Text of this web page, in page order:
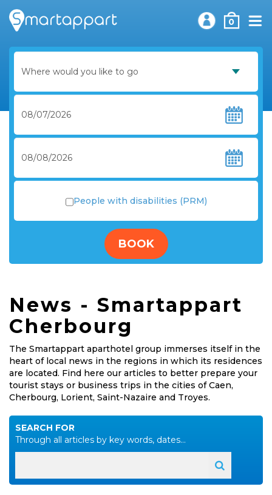
0
People with disabilities (PRM)
BOOK
News - Smartappart
Cherbourg
The Smartappart aparthotel group immerses itself in the
heart of local news in the regions in which its residences
are located. Find here our articles to better prepare your
tourist stays or business trips in the cities of Caen,
Cherbourg, Lorient, Saint-Nazaire and Troyes.
SEARCH FOR
Through all articles by key words, dates...